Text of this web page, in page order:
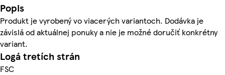
Popis
Produkt je vyrobený vo viacerých variantoch. Dodávka je
závislá od aktuálnej ponuky a nie je možné doručiť konkrétny
variant.
Logá tretích strán
FSC